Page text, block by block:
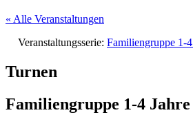
« Alle Veranstaltungen
Veranstaltungsserie: Familiengruppe 1-
Turnen
Familiengruppe 1-4 Jahre